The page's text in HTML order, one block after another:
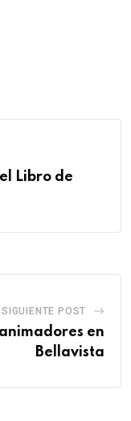
Libro de
SIGUIENTE POST
en
Bellavista